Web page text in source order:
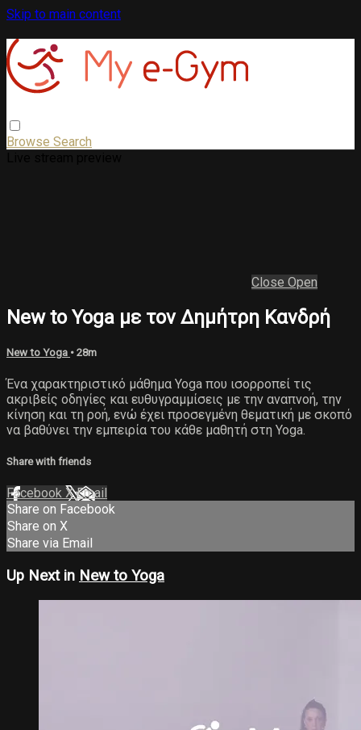
Skip to main content
Browse Search
Close Open
New to Yoga με τον Δημήτρη Κανδρή
New to Yoga • 28m
Ένα χαρακτηριστικό μάθημα Yoga που ισορροπεί τις
ακριβείς οδηγίες και ευθυγραμμίσεις με την αναπνοή, την
κίνηση και τη ροή, ενώ έχει προσεγμένη θεματική με σκοπό
να βαθύνει την εμπειρία του κάθε μαθητή στη Yoga.
Share with friends
Facebook XEmail
Share on Facebook
Share on X
Share via Email
Up Next in New to Yoga